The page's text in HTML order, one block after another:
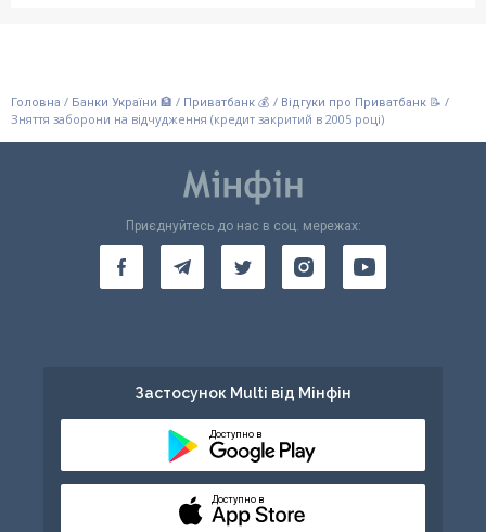
Головна / Банки України 🏦 / Приватбанк 💰 / Відгуки про Приватбанк 📝 /
Зняття заборони на відчудження (кредит закритий в 2005 році)
Приєднуйтесь до нас в соц. мережах:
Застосунок Multi від Мінфін
Доступно в
Доступно в